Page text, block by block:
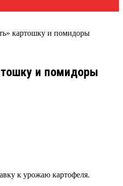
картошку и помидоры
и помидоры
к урожаю картофеля.